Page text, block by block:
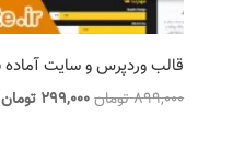
قالب وردپرس و سایت آماده
899,000تومانقیمت
299,000 تومان